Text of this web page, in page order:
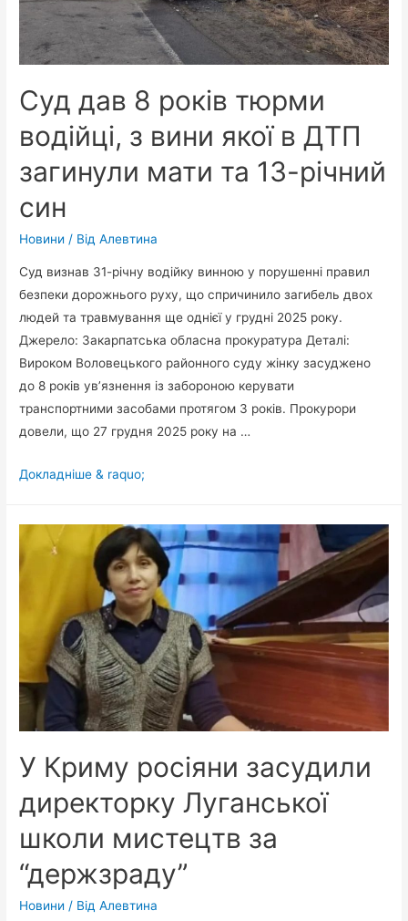
Суд дав 8 років тюрми
водійці, з вини якої в ДТП
загинули мати та 13-річний
син
Новини / ВідАлевтина
Суд визнав 31-річну водійку винною у порушенні правил
безпеки дорожнього руху, що спричинило загибель двох
людей та травмування ще однієї у грудні 2025 року.
Джерело: Закарпатська обласна прокуратура Деталі:
Вироком Воловецького районного суду жінку засуджено
до 8 років ув’язнення із забороною керувати
транспортними засобами протягом 3 років. Прокурори
довели, що 27 грудня 2025 року на …
Суд
тюрми
вини
в
ДТП
загинули
та
річний
син
Докладніше & raquo;
У Криму росіяни засудили
директорку Луганської
школи мистецтв за
“держзраду”
Новини / ВідАлевтина